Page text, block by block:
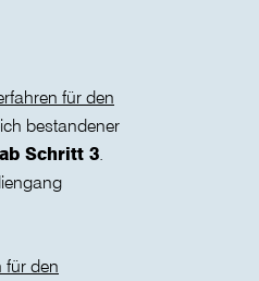
für den
bestandener
ab Schritt 3
für den